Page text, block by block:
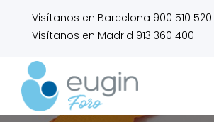
Visítanos en Barcelona 900 510 520
Visítanos en Madrid 913 360 400